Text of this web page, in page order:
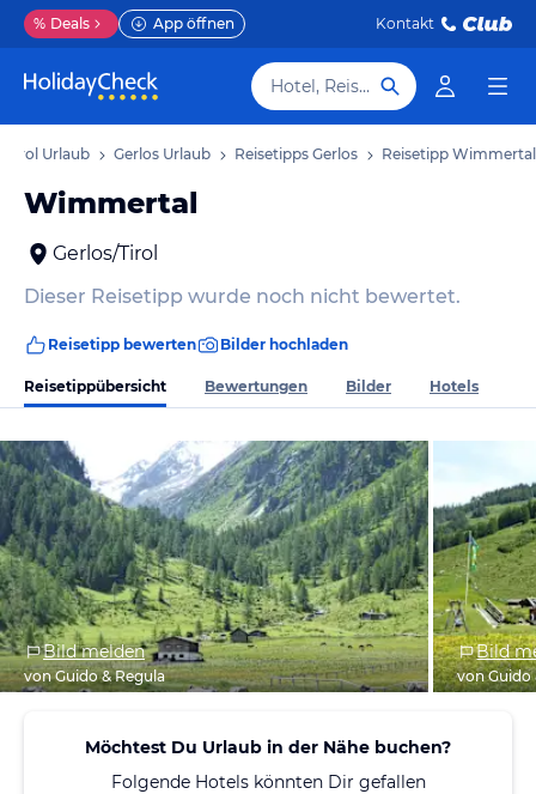
% Deals App öffnen Kontakt
Hotel, Reiseziel
Tirol Urlaub Gerlos Urlaub Reisetipps Gerlos Reisetipp Wimmertal
Wimmertal
Gerlos/Tirol
Dieser Reisetipp wurde noch nicht bewertet.
Reisetipp bewerten Bilder hochladen
Reisetippübersicht Bewertungen Bilder Hotels
Bild melden
von Guido & Regula
Bild
von Guido
Möchtest Du Urlaub in der Nähe buchen?
Folgende Hotels könnten Dir gefallen